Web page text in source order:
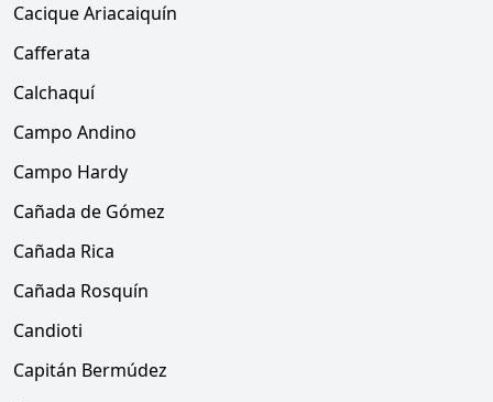
Cacique Ariacaiquín
Cafferata
Calchaquí
Campo Andino
Campo Hardy
Cañada de Gómez
Cañada Rica
Cañada Rosquín
Candioti
Capitán Bermúdez